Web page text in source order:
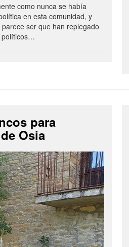
como nunca se había
en esta comunidad, y
ser que han replegado
políticos…
para
Osia